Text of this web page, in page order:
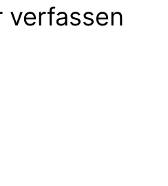
verfassen